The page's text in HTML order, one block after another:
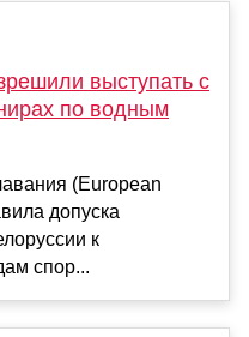
выступать с
по водным
(European
допуска
к
спор...